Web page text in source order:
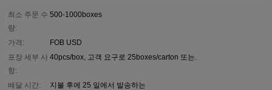
최소 주문 수
량:
500-1000boxes
가격:
FOB USD
포장 세부 사
항:
40pcs/box, 고객 요구로 25boxes/carton 또는.
배달 시간:
지불 후에 25 일에서 발송하는